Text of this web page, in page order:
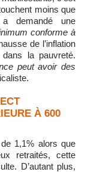
moins que
demandé une
conforme à
de l’inflation
la pauvreté.
peut avoir des
À 600
retraités, cette
D’autant plus,